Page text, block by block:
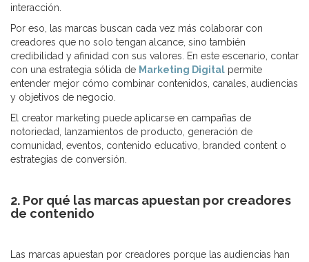
interacción.
Por eso, las marcas buscan cada vez más colaborar con
creadores que no solo tengan alcance, sino también
credibilidad y afinidad con sus valores. En este escenario, contar
con una estrategia sólida de Marketing Digital permite
entender mejor cómo combinar contenidos, canales, audiencias
y objetivos de negocio.
El creator marketing puede aplicarse en campañas de
notoriedad, lanzamientos de producto, generación de
comunidad, eventos, contenido educativo, branded content o
estrategias de conversión.
2. Por qué las marcas apuestan por creadores
de contenido
Las marcas apuestan por creadores porque las audiencias han